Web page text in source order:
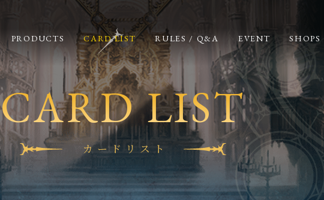
PRODUCTS CARD LIST RULES / Q&A EVENT SHOPS
CARD LIST
カードリスト